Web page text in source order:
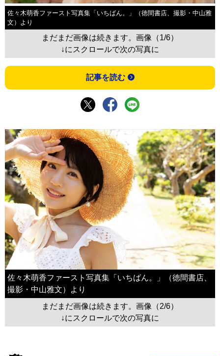
佐々木萌香ファースト写真集「いちばん。」（徳間書店、撮影・中山雅
文）より
まだまだ画像は続きます。画像（1/6）
↓にスクロールで次の写真に
記事を読む
佐々木萌香ファースト写真集「いちばん。」（徳間書店、
撮影・中山雅文）より
まだまだ画像は続きます。画像（2/6）
↓にスクロールで次の写真に